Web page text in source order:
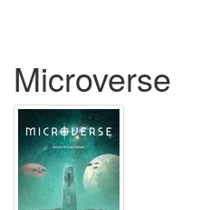
Microverse